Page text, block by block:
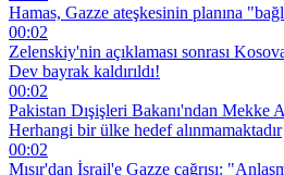
Hamas, Gazze ateşkesinin planına
00:02
Zelenskiy'nin açıklaması sonrası
Dev bayrak kaldırıldı!
00:02
Pakistan Dışişleri Bakanı'ndan Mekke
Herhangi bir ülke hedef alınmamaktadır
00:02
Mısır'dan İsrail'e Gazze çağrısı: